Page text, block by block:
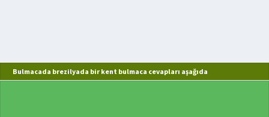
Bulmacada brezilyada bir kent bulmaca cevapları aşağıda